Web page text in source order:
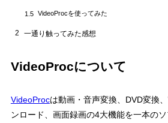
1.5 VideoProcを使ってみた
2 一通り触ってみた感想
VideoProcについて
VideoProcは動画・音声変換、DVD変換
ンロード、画面録画の4大機能を一本の